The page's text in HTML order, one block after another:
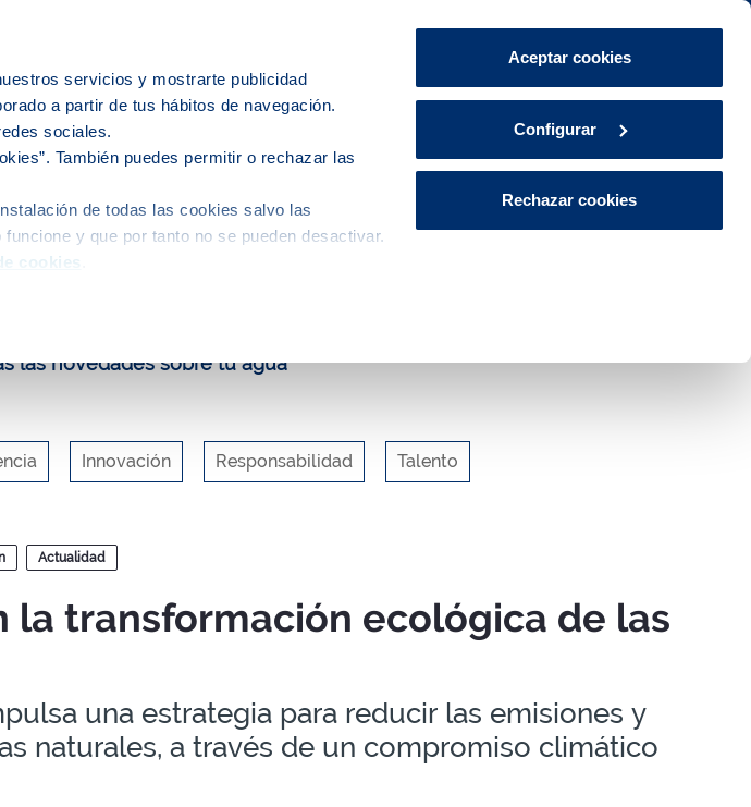
servicios y mostrarte publicidad
a partir de tus hábitos de navegación.
sociales.
También puedes permitir o rechazar las
de todas las cookies salvo las
y que por tanto no se pueden desactivar.
cookies
Aceptar cookies
Configurar
Rechazar cookies
CA ES Área de Clientes
El agua en tu ciudad Explora, educa y participa Contacto
clave en la transformación ecológica de las ciudades
las novedades sobre tu agua
Innovación Responsabilidad Talento
Actualidad
la transformación ecológica de las
una estrategia para reducir las emisiones y
naturales, a través de un compromiso climático